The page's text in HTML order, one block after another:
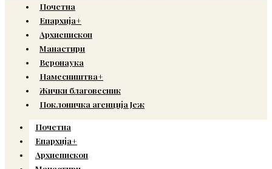
Почетна
Епархија+
Архиепископ
Манастири
Веронаука
Намесништва+
Жички благовесник
Поклоничка агенција Јеж
Почетна
Епархија+
Архиепископ